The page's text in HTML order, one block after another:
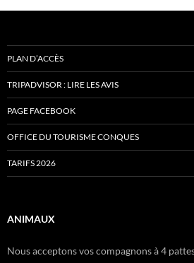
PLAN D’ACCÈS
TRIPADVISOR : LIRE LES AVIS
PAGE FACEBOOK
OFFICE DU TOURISME CONQUES
TARIFS 2026
ANIMAUX
Nous acceptons vos compagnons à 4